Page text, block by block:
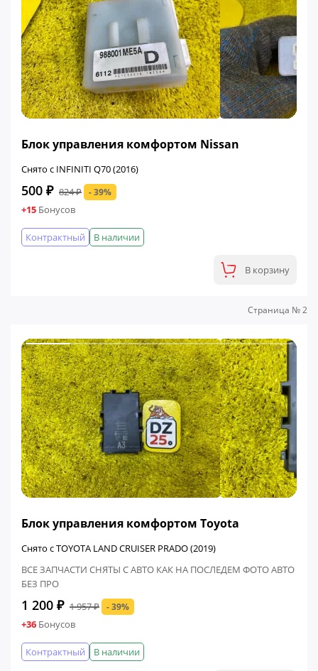
Блок управления комфортом Nissan
Снято с INFINITI Q70 (2016)
500 ₽ 824 ₽ - 39%
+15 Бонусов
В наличии
Контрактный
В корзину
Страница № 2
Блок управления комфортом Toyota
Снято с TOYOTA LAND CRUISER PRADO (2019)
ВСЕ ЗАПЧАСТИ СНЯТЫ С АВТО КАК НА ПОСЛЕДЕМ ФОТО АВТО
БЕЗ ПРО
1 200 ₽ 1 957 ₽ - 39%
+36 Бонусов
В наличии
Контрактный